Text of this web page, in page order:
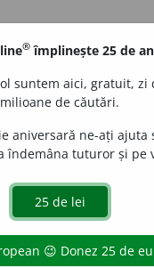
dexonline.
pagina depreferințe.
surse
® împlinește 25 de
suntem aici, gratuit, zi
milioane de căutări.
aniversară ne-ați ajuta
îndemâna tuturor și pe